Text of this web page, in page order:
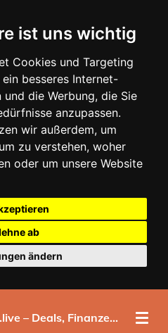
ist uns wichtig
Cookies und Targeting
besseres Internet-
die Werbung, die Sie
anzupassen.
wir außerdem, um
zu verstehen, woher
oder um unsere Website
ab
ändern
Sparfuchs.live – Deals, Finanzen & clevere Spartipps